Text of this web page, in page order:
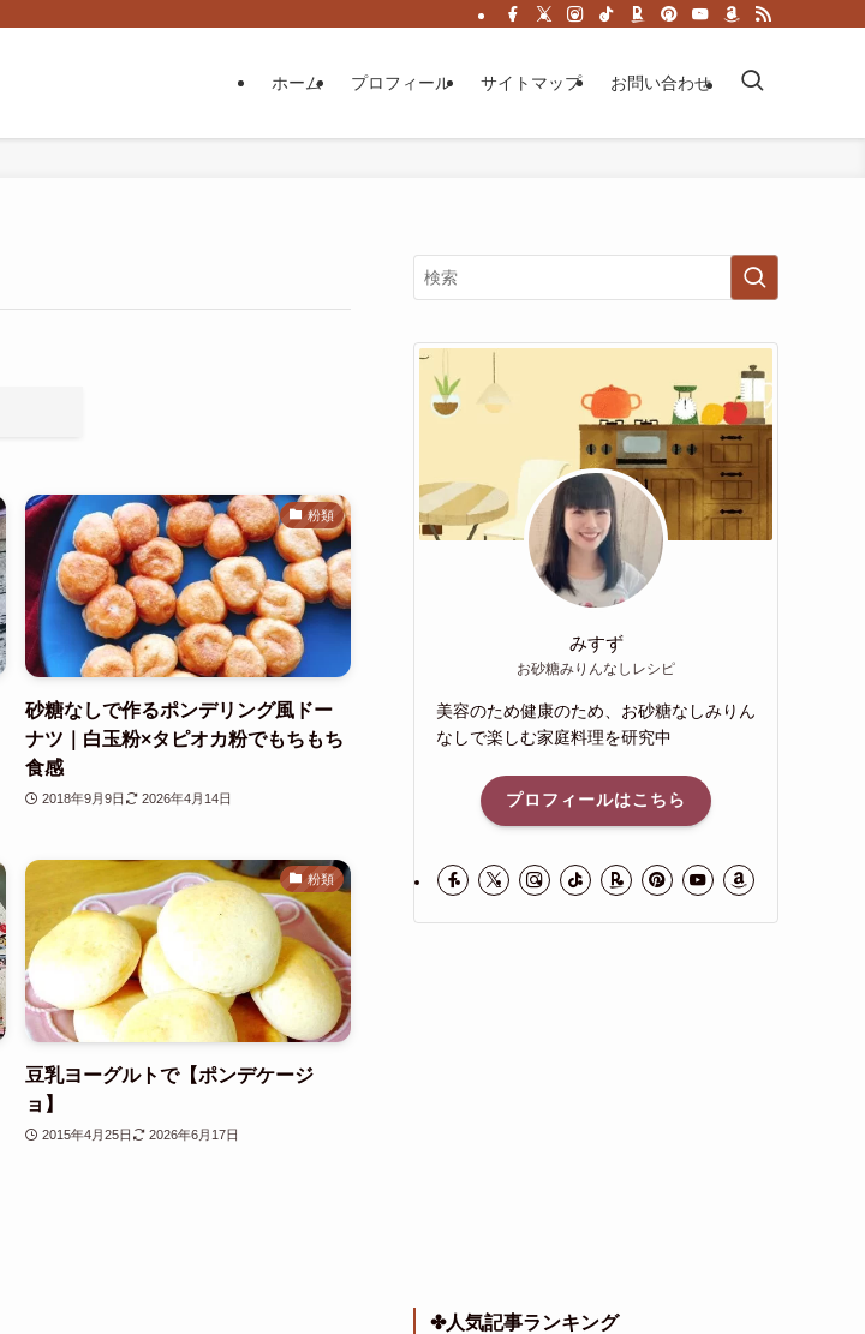
ホーム プロフィール サイトマップ お問い合わせ
粉類
砂糖なしで作るポンデリング風ドー
ナツ｜白玉粉×タピオカ粉でもちもち
食感
2018年9月9日 2026年4月14日
粉類
豆乳ヨーグルトで【ポンデケージ
ョ】
2015年4月25日 2026年6月17日
みすず
お砂糖みりんなしレシピ
美容のため健康のため、お砂糖なしみりん
なしで楽しむ家庭料理を研究中
プロフィールはこちら
✤人気記事ランキング